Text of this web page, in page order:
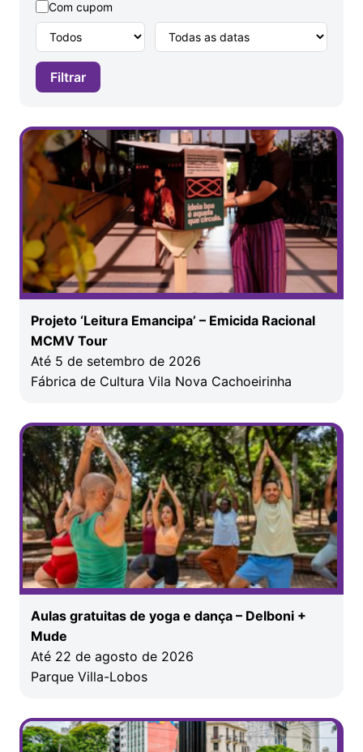
Com cupom
Filtrar
Projeto ‘Leitura Emancipa’ – Emicida Racional
MCMV Tour
Até 5 de setembro de 2026
Fábrica de Cultura Vila Nova Cachoeirinha
Aulas gratuitas de yoga e dança – Delboni +
Mude
Até 22 de agosto de 2026
Parque Villa-Lobos